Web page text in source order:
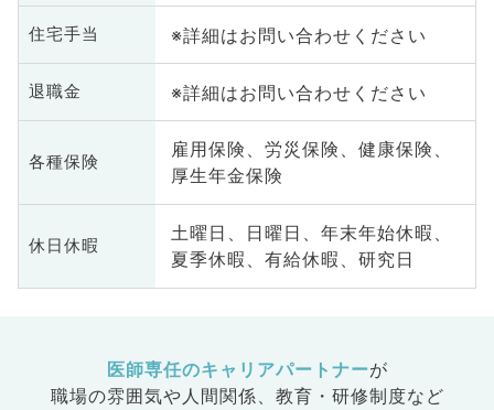
住宅手当 ※詳細はお問い合わせください
退職金 ※詳細はお問い合わせください
各種保険
雇用保険、労災保険、健康保険、
厚生年金保険
休日休暇
土曜日、日曜日、年末年始休暇、
夏季休暇、有給休暇、研究日
医師専任のキャリアパートナーが
職場の雰囲気や人間関係、 教育・研修制度など